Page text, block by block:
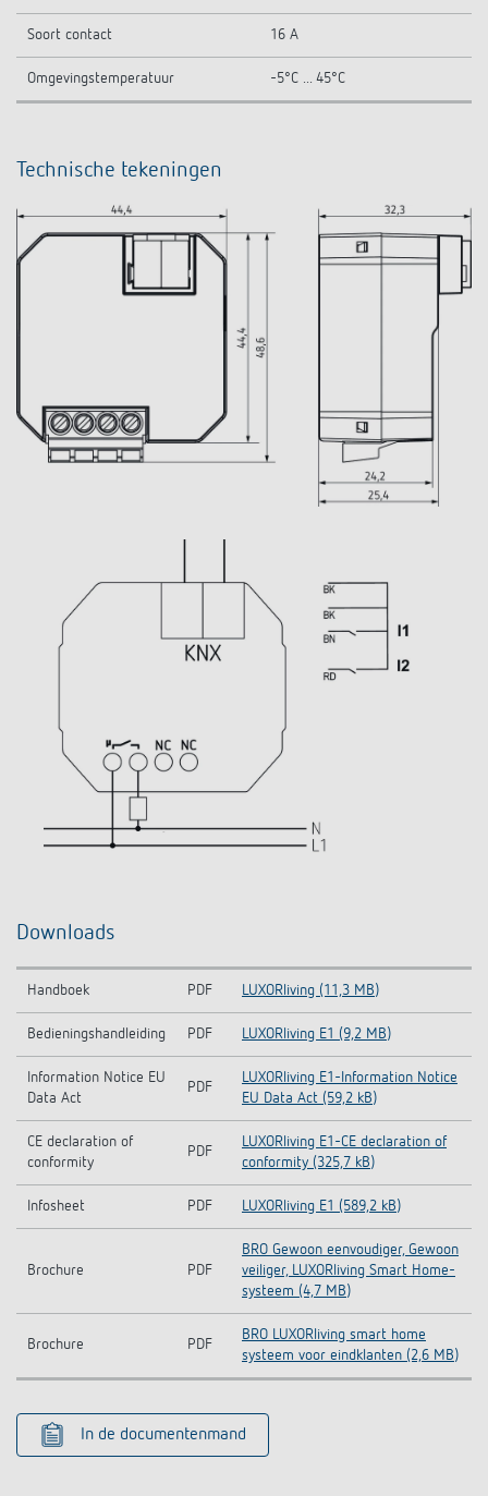
Soort contact 16 A
Omgevingstemperatuur -5°C ... 45°C
Technische tekeningen
Downloads
Handboek PDF LUXORliving (11,3 MB)
Bedieningshandleiding PDF LUXORliving E1 (9,2 MB)
Information Notice EU
Data Act
PDF
LUXORliving E1-Information Notice
EU Data Act (59,2 kB)
CE declaration of
conformity
PDF
LUXORliving E1-CE declaration of
conformity (325,7 kB)
Infosheet PDF LUXORliving E1 (589,2 kB)
Brochure PDF
BRO Gewoon eenvoudiger, Gewoon
veiliger, LUXORliving Smart Home-
systeem (4,7 MB)
Brochure PDF
BRO LUXORliving smart home
systeem voor eindklanten (2,6 MB)
In de documentenmand